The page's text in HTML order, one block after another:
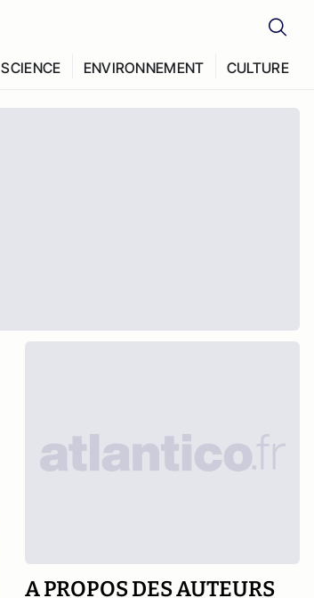
SCIENCE ENVIRONNEMENT CULTURE
A PROPOS DES AUTEURS